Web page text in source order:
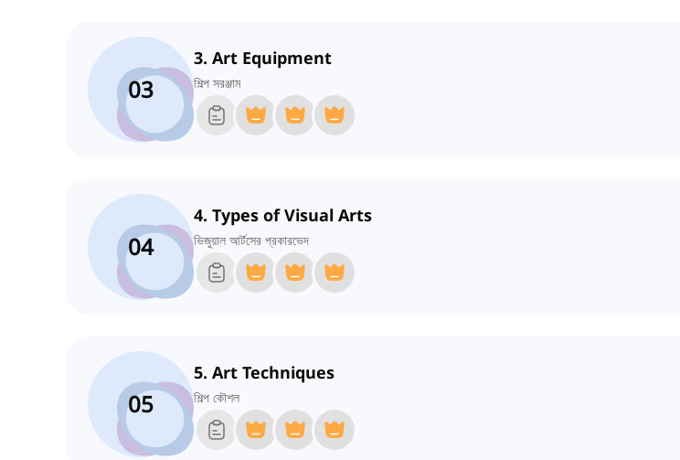
03
3. Art Equipment
শিল্প সরঞ্জাম
04
4. Types of Visual Arts
ভিজুয়াল আর্টসের প্রকারভেদ
05
5. Art Techniques
শিল্প কৌশল